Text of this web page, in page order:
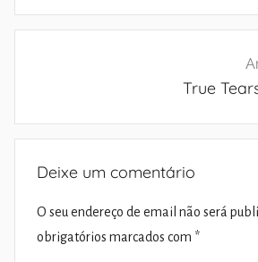
True
Deixe um comentário
O seu endereço de email não será
obrigatórios marcados com *